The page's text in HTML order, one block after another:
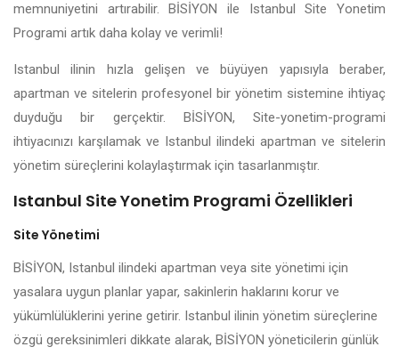
memnuniyetini artırabilir. BİSİYON ile Istanbul Site Yonetim
Programi artık daha kolay ve verimli!
Istanbul ilinin hızla gelişen ve büyüyen yapısıyla beraber,
apartman ve sitelerin profesyonel bir yönetim sistemine ihtiyaç
duyduğu bir gerçektir. BİSİYON, Site-yonetim-programi
ihtiyacınızı karşılamak ve Istanbul ilindeki apartman ve sitelerin
yönetim süreçlerini kolaylaştırmak için tasarlanmıştır.
Istanbul Site Yonetim Programi Özellikleri
Site Yönetimi
BİSİYON, Istanbul ilindeki apartman veya site yönetimi için
yasalara uygun planlar yapar, sakinlerin haklarını korur ve
yükümlülüklerini yerine getirir. Istanbul ilinin yönetim süreçlerine
özgü gereksinimleri dikkate alarak, BİSİYON yöneticilerin günlük